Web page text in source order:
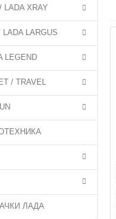
XRAY
LARGUS
LEGEND
/ TRAVEL
ЛАДА